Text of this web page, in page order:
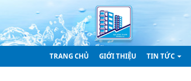
TRANG CHỦ GIỚI THIỆU TIN TỨC